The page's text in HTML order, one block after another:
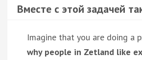
Вместе с этой задачей
Imagine that you are doing a
why people in Zetland like